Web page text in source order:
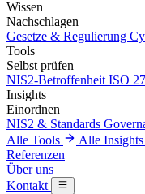
Wissen
Nachschlagen
Gesetze & Regulierung
Tools
Selbst prüfen
NIS2-Betroffenheit ISO
Insights
Einordnen
NIS2 & Standards
Alle Tools
Alle Insights
Referenzen
Über uns
Kontakt